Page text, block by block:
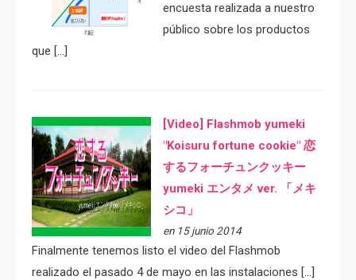
encuesta realizada a nuestro
público sobre los productos
que […]
[Video] Flashmob yumeki
"Koisuru fortune cookie" 恋
するフォーチュンクッキー
yumeki エンタメ ver. 「メキ
シコ」
en 15 junio 2014
Finalmente tenemos listo el video del Flashmob
realizado el pasado 4 de mayo en las instalaciones […]